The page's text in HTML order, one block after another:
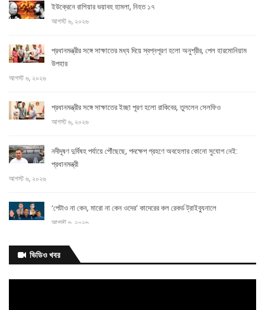
ইউক্রেনে রাশিয়ার ভয়াবহ হামলা, নিহত ১৭
আগস্ট ৬, ২০২৬
প্রধানমন্ত্রীর সঙ্গে সাক্ষাতের মধ্য দিয়ে স্বপ্নপূরণ হলো অনুশ্রীর, পেল হারমোনিয়াম
উপহার
আগস্ট ৬, ২০২৬
প্রধানমন্ত্রীর সঙ্গে সাক্ষাতের ইচ্ছা পূরণ হলো রাকিবের, তুললেন সেলফিও
আগস্ট ৬, ২০২৬
নদীদূষণ দুর্বিষহ পর্যায়ে পৌঁছেছে, পদক্ষেপ গ্রহণে অবহেলার কোনো সুযোগ নেই:
প্রধানমন্ত্রী
আগস্ট ৬, ২০২৬
‘পেটাও না কেন, মারো না কেন ওদের’ কাদেরের কল রেকর্ড ট্রাইব্যুনালে
আগস্ট ৬, ২০২৬
এক
মাসের মধ্যে ভাতার আওতায় আসছেন আরও ২০০ ক্রীড়াবিদ: ক্রীড়া প্রতিমন্ত্রী
ভিডিও খবর